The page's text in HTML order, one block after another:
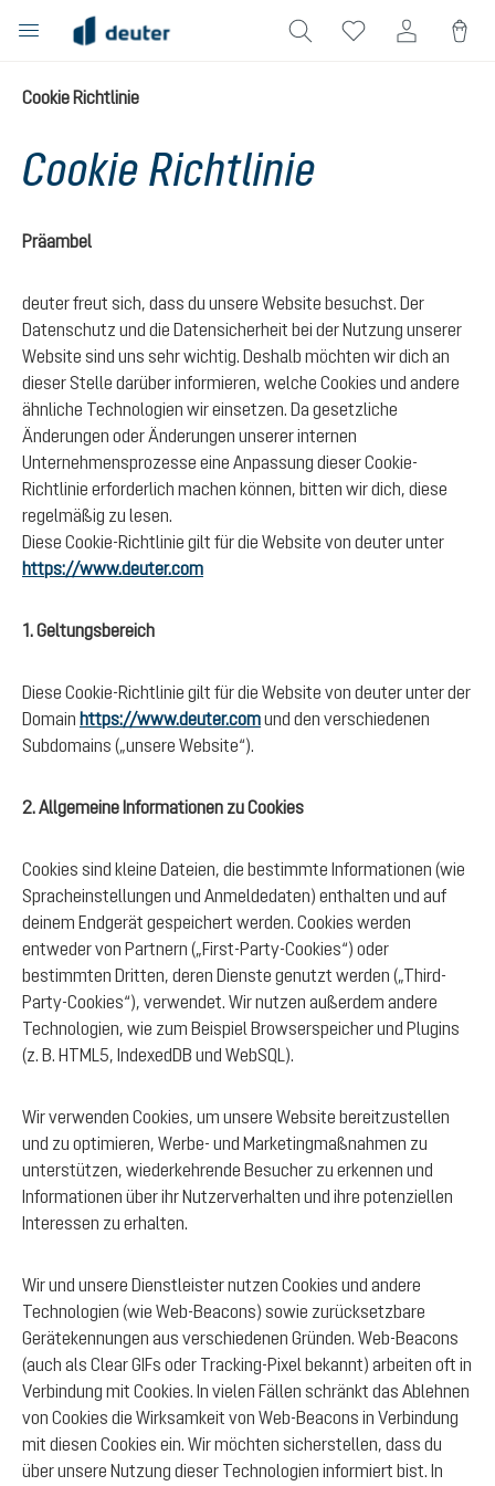
springen
Cookie Richtlinie
Cookie Richtlinie
Präambel
deuter freut sich, dass du unsere Website besuchst. Der
Datenschutz und die Datensicherheit bei der Nutzung unserer
Website sind uns sehr wichtig. Deshalb möchten wir dich an
dieser Stelle darüber informieren, welche Cookies und andere
ähnliche Technologien wir einsetzen. Da gesetzliche
Änderungen oder Änderungen unserer internen
Unternehmensprozesse eine Anpassung dieser Cookie-
Richtlinie erforderlich machen können, bitten wir dich, diese
regelmäßig zu lesen.
Diese Cookie-Richtlinie gilt für die Website von deuter unter
https://www.deuter.com
1. Geltungsbereich
Diese Cookie-Richtlinie gilt für die Website von deuter unter der
Domain https://www.deuter.comund den verschiedenen
Subdomains („unsere Website“).
2. Allgemeine Informationen zu Cookies
Cookies sind kleine Dateien, die bestimmte Informationen (wie
Spracheinstellungen und Anmeldedaten) enthalten und auf
deinem Endgerät gespeichert werden. Cookies werden
entweder von Partnern („First-Party-Cookies“) oder
bestimmten Dritten, deren Dienste genutzt werden („Third-
Party-Cookies“), verwendet. Wir nutzen außerdem andere
Technologien, wie zum Beispiel Browserspeicher und Plugins
(z. B. HTML5, IndexedDB und WebSQL).
Wir verwenden Cookies, um unsere Website bereitzustellen
und zu optimieren, Werbe- und Marketingmaßnahmen zu
unterstützen, wiederkehrende Besucher zu erkennen und
Informationen über ihr Nutzerverhalten und ihre potenziellen
Interessen zu erhalten.
Wir und unsere Dienstleister nutzen Cookies und andere
Technologien (wie Web-Beacons) sowie zurücksetzbare
Gerätekennungen aus verschiedenen Gründen. Web-Beacons
(auch als Clear GIFs oder Tracking-Pixel bekannt) arbeiten oft in
Verbindung mit Cookies. In vielen Fällen schränkt das Ablehnen
von Cookies die Wirksamkeit von Web-Beacons in Verbindung
mit diesen Cookies ein. Wir möchten sicherstellen, dass du
über unsere Nutzung dieser Technologien informiert bist. In